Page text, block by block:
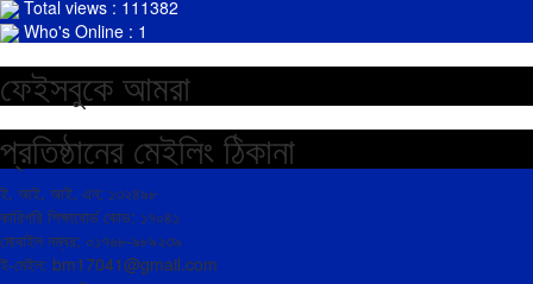
Total views : 111382
Who's Online : 1
ফেইসবুকে আমরা
প্রতিষ্ঠানের মেইলিং ঠিকানা
ই. আই. আই. এন: ১৩২৪৯৮
কারিগরি শিক্ষাবোর্ড কোড: ১৭০৪১
মোবাইল নম্বর: ০১৭৬৮-৯৮৯২৩৯
ই-মেইল: bm17041@gmail.com